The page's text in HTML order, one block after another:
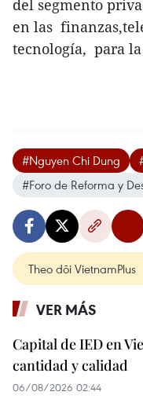
del segmento
en las
tecnología, para
#Nguyen Chi Dung
#Foro de Reforma y
Theo dõi VietnamPlus
VER MÁS
Capital de IED en
cantidad y calidad
06/08/2026 02:44